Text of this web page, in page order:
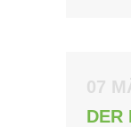
07
DER